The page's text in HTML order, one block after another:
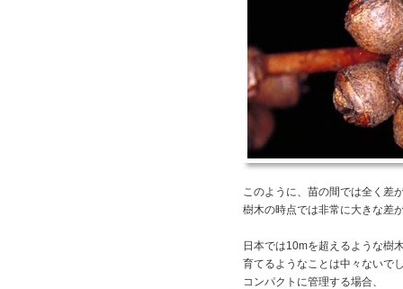
このように、苗の間では全く差
樹木の時点では非常に大きな差
日本では10mを超えるような樹
育てるようなことは中々ないで
コンパクトに管理する場合、